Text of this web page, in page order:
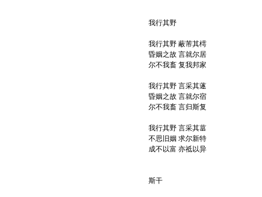
我行其野
我行其野 蔽芾其樗
昏姻之故 言就尔居
尔不我畜 复我邦家
我行其野 言采其蓫
昏姻之故 言就尔宿
尔不我畜 言归斯复
我行其野 言采其葍
不思旧姻 求尔新特
成不以富 亦祗以异
斯干